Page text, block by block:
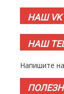
НАШVK
НАШ
Напишите